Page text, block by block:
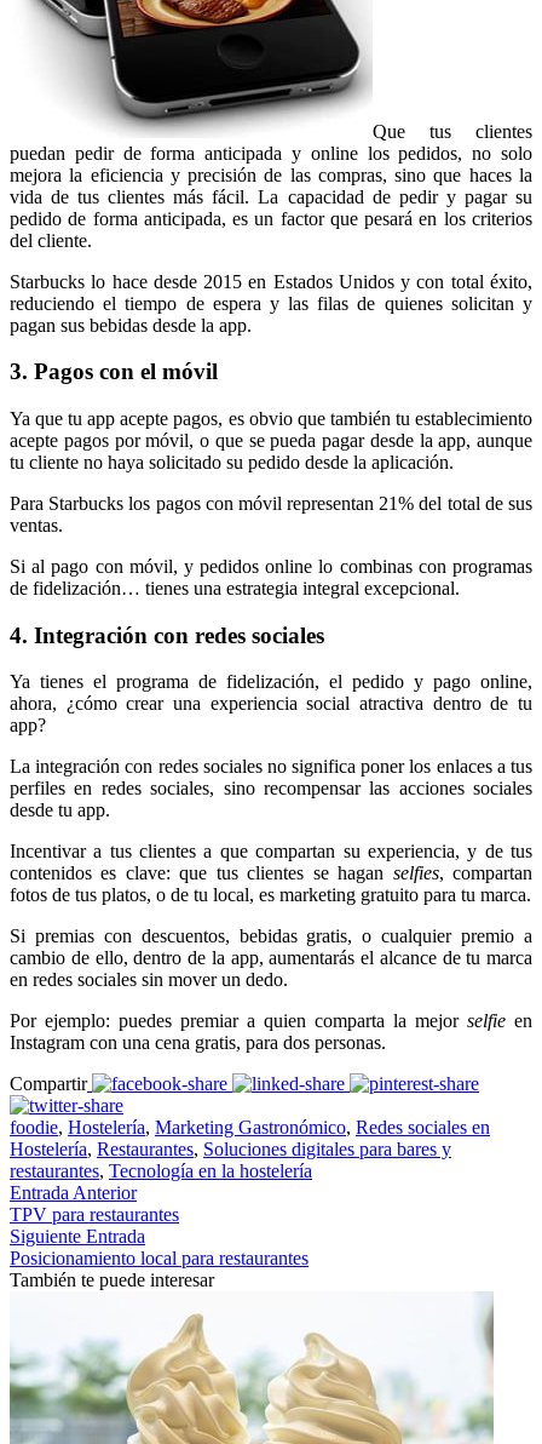
Que tus clientes
puedan pedir de forma anticipada y online los pedidos, no solo
mejora la eficiencia y precisión de las compras, sino que haces la
vida de tus clientes más fácil. La capacidad de pedir y pagar su
pedido de forma anticipada, es un factor que pesará en los criterios
del cliente.
Starbucks lo hace desde 2015 en Estados Unidos y con total éxito,
reduciendo el tiempo de espera y las filas de quienes solicitan y
pagan sus bebidas desde la app.
3. Pagos con el móvil
Ya que tu app acepte pagos, es obvio que también tu establecimiento
acepte pagos por móvil, o que se pueda pagar desde la app, aunque
tu cliente no haya solicitado su pedido desde la aplicación.
Para Starbucks los pagos con móvil representan 21% del total de sus
ventas.
Si al pago con móvil, y pedidos online lo combinas con programas
de fidelización… tienes una estrategia integral excepcional.
4. Integración con redes sociales
Ya tienes el programa de fidelización, el pedido y pago online,
ahora, ¿cómo crear una experiencia social atractiva dentro de tu
app?
La integración con redes sociales no significa poner los enlaces a tus
perfiles en redes sociales, sino recompensar las acciones sociales
desde tu app.
Incentivar a tus clientes a que compartan su experiencia, y de tus
contenidos es clave: que tus clientes se hagan selfies, compartan
fotos de tus platos, o de tu local, es marketing gratuito para tu marca.
Si premias con descuentos, bebidas gratis, o cualquier premio a
cambio de ello, dentro de la app, aumentarás el alcance de tu marca
en redes sociales sin mover un dedo.
Por ejemplo: puedes premiar a quien comparta la mejor selfie en
Instagram con una cena gratis, para dos personas.
Compartir
foodie, Hostelería, Marketing Gastronómico, Redes sociales en
Hostelería, Restaurantes, Soluciones digitales para bares y
restaurantes, Tecnología en la hostelería
Entrada Anterior
TPV para restaurantes
Siguiente Entrada
Posicionamiento local para restaurantes
También te puede interesar